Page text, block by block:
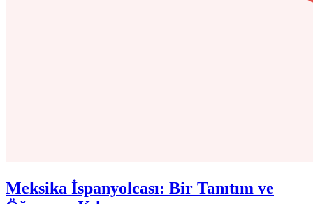
Meksika İspanyolcası: Bir Tanıtım ve